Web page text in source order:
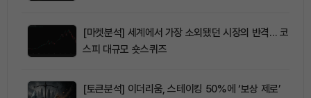
[마켓분석] 세계에서 가장 소외됐던 시장의 반격… 코
스피 대규모 숏스퀴즈
[토큰분석] 이더리움, 스테이킹 50%에 ‘보상 제로’